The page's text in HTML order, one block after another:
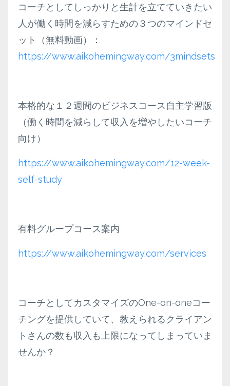
コーチとしてしっかりと生計を立てていきたい
人が働く時間を減らすための３つのマインドセ
ット（無料動画）：
https://www.aikohemingway.com/3mindsets
本格的な１２週間のビジネスコース自主学習版
（働く時間を減らして収入を増やしたいコーチ
向け）
https://www.aikohemingway.com/12-week-
self-study
有料グループコース案内
https://www.aikohemingway.com/services
コーチとしてカスタマイズのOne-on-oneコー
チングを提供していて、教えられるクライアン
トさんの数も収入も上限になってしまっていま
せんか？